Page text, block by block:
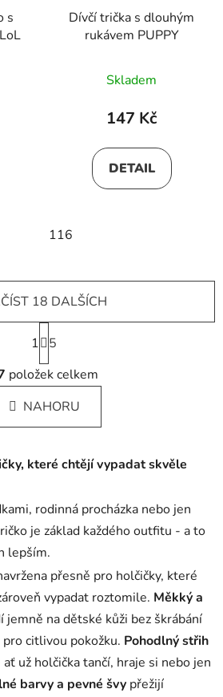
s
Dívčí trička s dlouhým
rukávem PUPPY
Skladem
147 Kč
DETAIL
116
O
v
l
á
d
c
p
r
v
k
y
v
ý
p
i
s
u
18 DALŠÍCH
S
t
r
á
n
k
n
1
5
položek celkem
NAHORU
které chtějí vypadat skvěle
rodinná procházka nebo jen
je základ každého outfitu - a to
lepším.
přesně pro holčičky, které
vypadat roztomile. Měkký a
jemně na dětské kůži bez škrábání
citlivou pokožku. Pohodlný střih
už holčička tančí, hraje si nebo jen
barvy a pevné švy přežijí